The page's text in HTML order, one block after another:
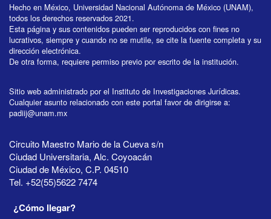
Hecho en México, Universidad Nacional Autónoma de México (UNAM),
todos los derechos reservados 2021.
Esta página y sus contenidos pueden ser reproducidos con fines no
lucrativos, siempre y cuando no se mutile, se cite la fuente completa y su
dirección electrónica.
De otra forma, requiere permiso previo por escrito de la institución.
Sitio web administrado por el Instituto de Investigaciones Jurídicas.
Cualquier asunto relacionado con este portal favor de dirigirse a:
padiij@unam.mx
Circuito Maestro Mario de la Cueva s/n
Ciudad Universitaria, Alc. Coyoacán
Ciudad de México, C.P. 04510
Tel. +52(55)5622 7474
¿Cómo llegar?